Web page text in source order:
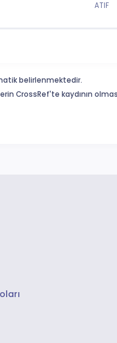
ATIF
belirlenmektedir.
CrossRef'te kaydının